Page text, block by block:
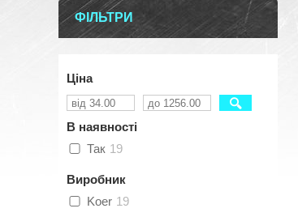
ФІЛЬТРИ
Ціна
В наявності
Так 19
Виробник
Koer 19